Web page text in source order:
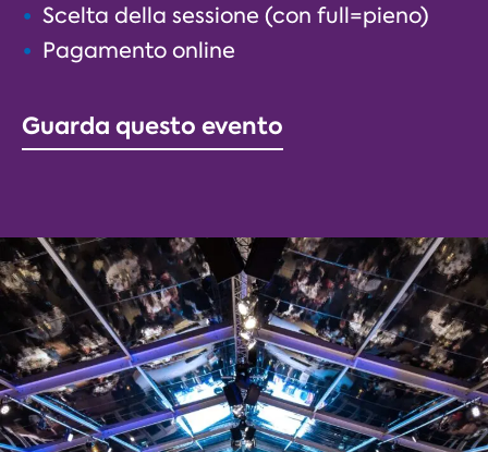
Scelta della sessione (con full=pieno)
Pagamento online
Guarda questo evento